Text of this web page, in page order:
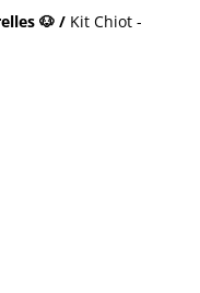
🐶 / Kit Chiot -